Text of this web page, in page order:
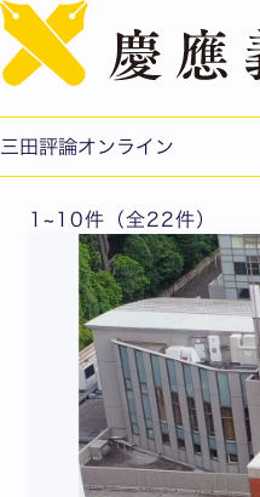
三田評論オンライン
2021年11月号
1~10件（全22件）